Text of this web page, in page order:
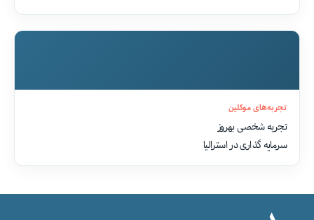
تجربه‌های موکلین
تجربه شخصی بهروز
سرمایه گذاری در استرالیا